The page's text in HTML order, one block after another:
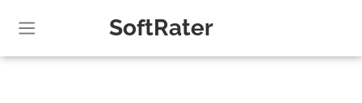
SoftRater